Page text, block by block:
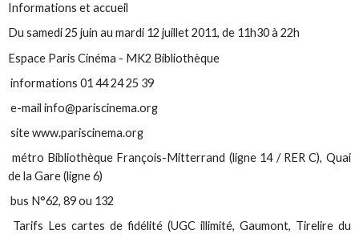
Informations et accueil
Du samedi 25 juin au mardi 12 juillet 2011, de 11h30 à 22h
Espace Paris Cinéma - MK2 Bibliothèque
informations 01 44 24 25 39
e-mail info@pariscinema.org
site www.pariscinema.org
métro Bibliothèque François-Mitterrand (ligne 14 / RER C), Quai
de la Gare (ligne 6)
bus N°62, 89 ou 132
Tarifs Les cartes de fidélité (UGC illimité, Gaumont, Tirelire du